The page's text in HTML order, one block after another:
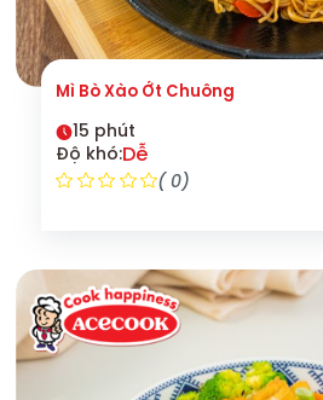
Mì Bò Xào Ớt Chuông
15 phút
Độ khó:Dễ
( 0)